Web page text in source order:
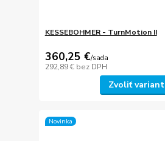
KESSEBOHMER - TurnMotion II
360,25 €/sada
292,89 € bez DPH
Zvoliť variant
Novinka